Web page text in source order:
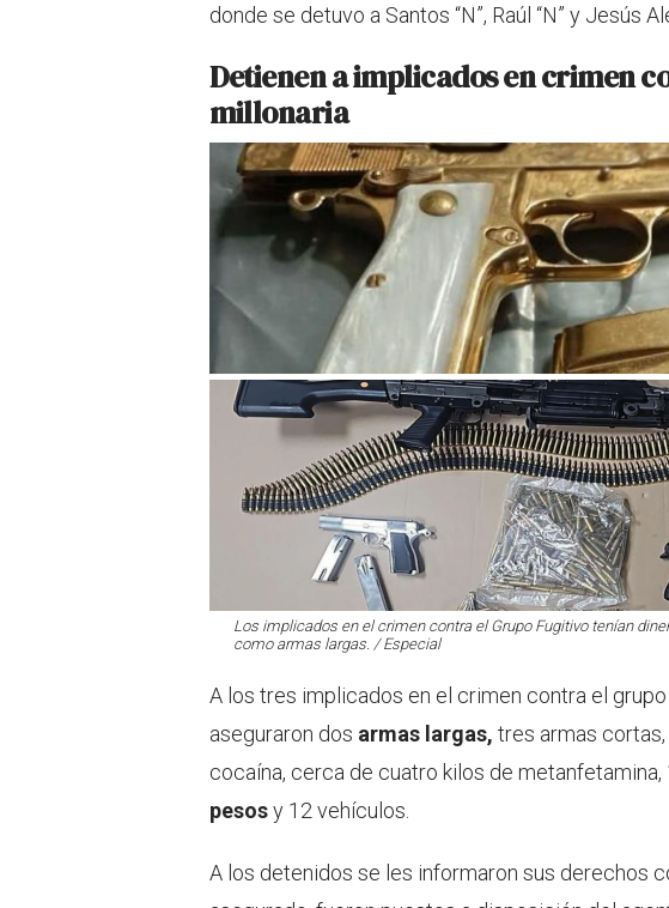
donde se detuvo a Santos “N”, Raúl “N” y Jesús
Detienen a implicados en crimen
millonaria
Los implicados en el crimen contra el Grupo Fugitivo tenían
como armas largas. / Especial
A los tres implicados en el crimen contra el
aseguraron dos armas largas, tres armas
cocaína, cerca de cuatro kilos de metanfetamina,
pesosy 12 vehículos.
A los detenidos se les informaron sus derechos